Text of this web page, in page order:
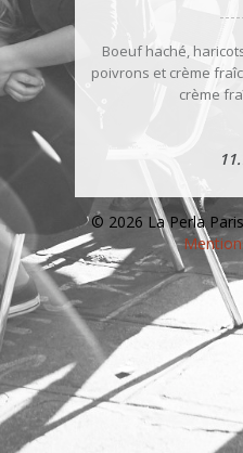
Boeuf haché,
poivrons et crème
crème
© 2026 La Perla